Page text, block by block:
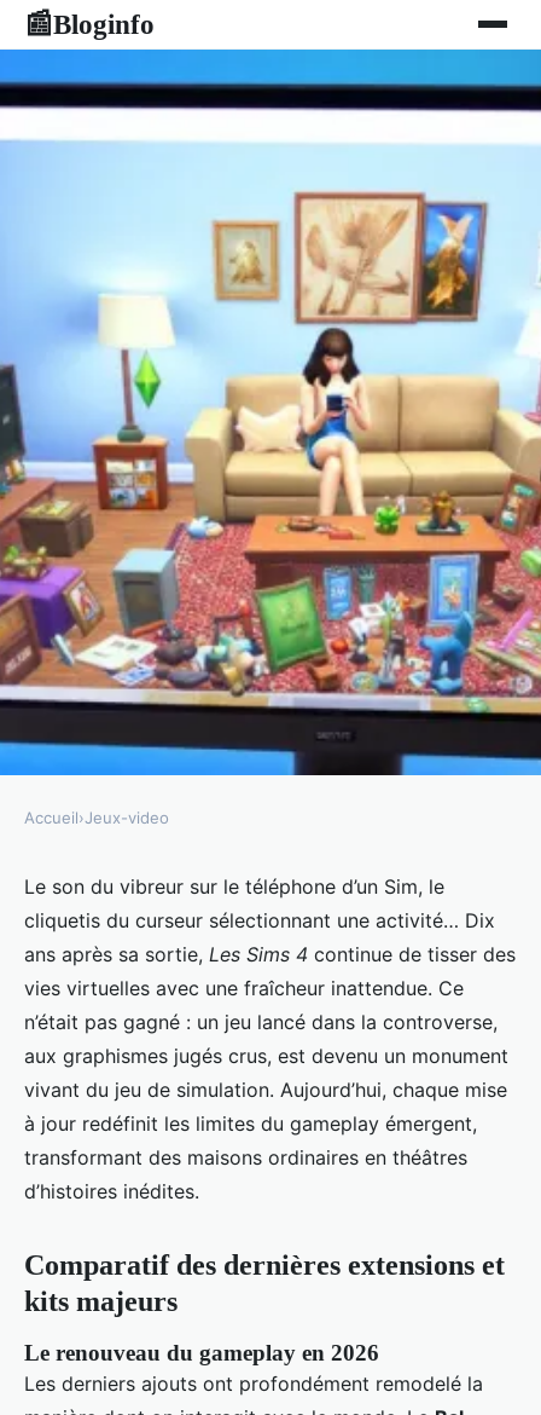
📰Bloginfo
Top nouveautés et mises à jour
Sims 4 indispensables
Sabin•31/03/2026 15:02•10 min de lecture
Accueil›Jeux-video
Le son du vibreur sur le téléphone d’un Sim, le
cliquetis du curseur sélectionnant une activité… Dix
ans après sa sortie, Les Sims 4 continue de tisser des
vies virtuelles avec une fraîcheur inattendue. Ce
n’était pas gagné : un jeu lancé dans la controverse,
aux graphismes jugés crus, est devenu un monument
vivant du jeu de simulation. Aujourd’hui, chaque mise
à jour redéfinit les limites du gameplay émergent,
transformant des maisons ordinaires en théâtres
d’histoires inédites.
Comparatif des dernières extensions et
kits majeurs
Le renouveau du gameplay en 2026
Les derniers ajouts ont profondément remodelé la